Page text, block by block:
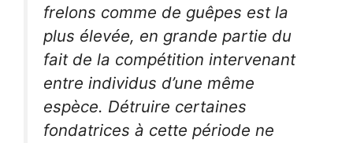
frelons comme de guêpes est la
plus élevée, en grande partie du
fait de la compétition intervenant
entre individus d’une même
espèce. Détruire certaines
fondatrices à cette période ne